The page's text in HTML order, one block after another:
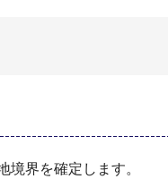
界を確定します。